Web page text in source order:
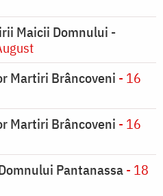
Maicii Domnului -
Martiri Brâncoveni - 16
Martiri Brâncoveni - 16
Pantanassa- 18